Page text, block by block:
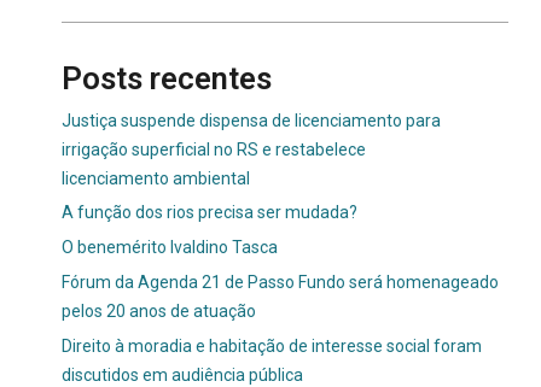
Posts recentes
Justiça suspende dispensa de licenciamento para
irrigação superficial no RS e restabelece
licenciamento ambiental
A função dos rios precisa ser mudada?
O benemérito Ivaldino Tasca
Fórum da Agenda 21 de Passo Fundo será homenageado
pelos 20 anos de atuação
Direito à moradia e habitação de interesse social foram
discutidos em audiência pública